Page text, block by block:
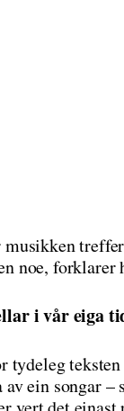
noe, forklarer
i vår eiga
tydeleg
ein songar